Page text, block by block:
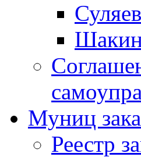
Муниц
Реестр